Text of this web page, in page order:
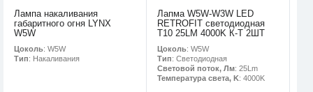
Лампа накаливания
габаритного огня LYNX
W5W
Цоколь: W5W
Тип: Накаливания
Лапма W5W-W3W LED
RETROFIT светодиодная
T10 25LM 4000K К-Т 2ШТ
Цоколь: W5W
Тип: Светодиодная
Световой поток, Лм: 25Lm
Температура света, K: 4000K